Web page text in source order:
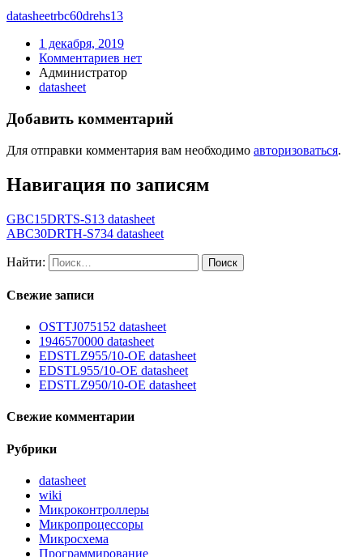
datasheetrbc60drehs13
1 декабря, 2019
Комментариев нет
Администратор
datasheet
Добавить комментарий
Для отправки комментария вам необходимо авторизоваться.
Навигация по записям
GBC15DRTS-S13 datasheet
ABC30DRTH-S734 datasheet
Найти:
Свежие записи
OSTTJ075152 datasheet
1946570000 datasheet
EDSTLZ955/10-OE datasheet
EDSTL955/10-OE datasheet
EDSTLZ950/10-OE datasheet
Свежие комментарии
Рубрики
datasheet
wiki
Микроконтроллеры
Микропроцессоры
Микросхема
Программирование